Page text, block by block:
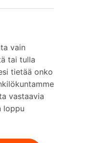
vain
tai tulla
tietää onko
vastaavia
loppu